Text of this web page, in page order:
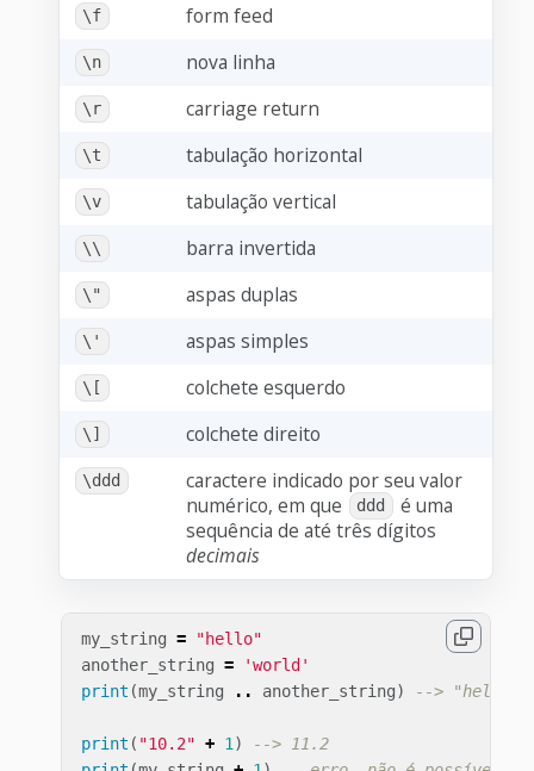
\f form feed
\n nova linha
\r carriage return
\t tabulação horizontal
\v tabulação vertical
\\ barra invertida
\" aspas duplas
\' aspas simples
\[ colchete esquerdo
\] colchete direito
\ddd
caractere indicado por seu valor
numérico, em que
ddd
é uma
sequência de até três dígitos
decimais
my_string =
"hello"
another_string =
'world'
print (my_string .. another_string) -->
print ( "10.2" + 1 )
--> 11.2